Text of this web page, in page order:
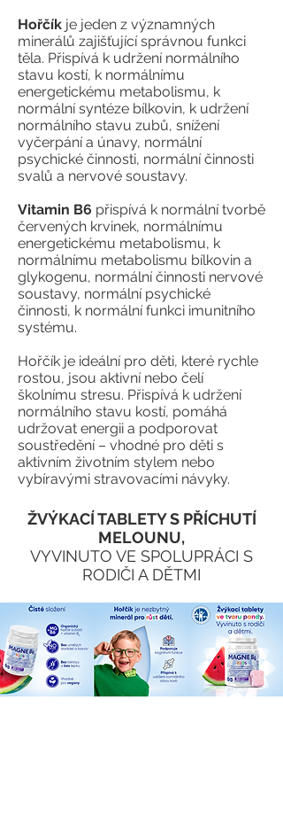
Hořčík je jeden z významných
minerálů zajišťující správnou funkci
těla. Přispívá k udržení normálního
stavu kostí, k normálnímu
energetickému metabolismu, k
normální syntéze bílkovin, k udržení
normálního stavu zubů, snížení
vyčerpání a únavy, normální
psychické činnosti, normální činnosti
svalů a nervové soustavy.
Vitamin B6 přispívá k normální tvorbě
červených krvinek, normálnímu
energetickému metabolismu, k
normálnímu metabolismu bílkovin a
glykogenu, normální činnosti nervové
soustavy, normální psychické
činnosti, k normální funkci imunitního
systému.
Hořčík je ideální pro děti, které rychle
rostou, jsou aktivní nebo čelí
školnímu stresu. Přispívá k udržení
normálního stavu kostí, pomáhá
udržovat energii a podporovat
soustředění – vhodné pro děti s
aktivním životním stylem nebo
vybíravými stravovacími návyky.
ŽVÝKACÍ TABLETY S PŘÍCHUTÍ
MELOUNU,
VYVINUTO VE SPOLUPRÁCI S
RODIČI A DĚTMI